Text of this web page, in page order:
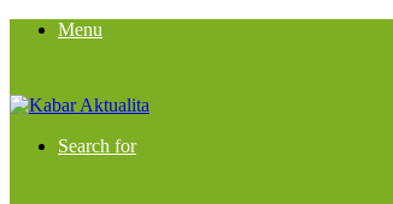
Menu
Search for